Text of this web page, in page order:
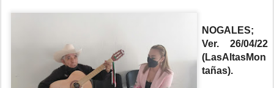
NOGALES;
Ver. 26/04/22
(LasAltasMon
tañas).